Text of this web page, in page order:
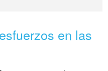
en las